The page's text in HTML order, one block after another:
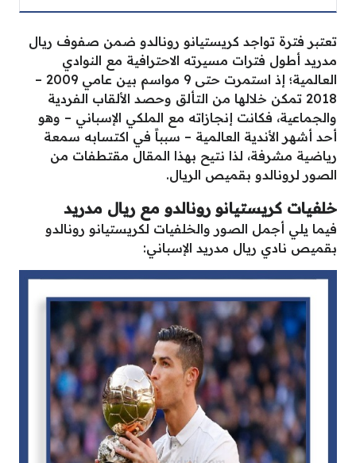
تعتبر فترة تواجد كريستيانو رونالدو ضمن صفوف ريال
مدريد أطول فترات مسيرته الاحترافية مع النوادي
العالمية؛ إذ استمرت حتى 9 مواسم بين عامي 2009 –
2018 تمكن خلالها من التألق وحصد الألقاب الفردية
والجماعية، فكانت إنجازاته مع الملكي الإسباني – وهو
أحد أشهر الأندية العالمية – سبباً في اكتسابه سمعة
رياضية مشرفة، لذا نتيح بهذا المقال مقتطفات من
الصور لرونالدو بقميص الريال.
خلفيات كريستيانو رونالدو مع ريال مدريد
فيما يلي أجمل الصور والخلفيات لكريستيانو رونالدو
بقميص نادي ريال مدريد الإسباني: